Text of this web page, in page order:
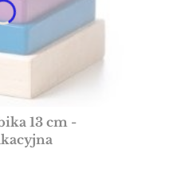
13 cm -